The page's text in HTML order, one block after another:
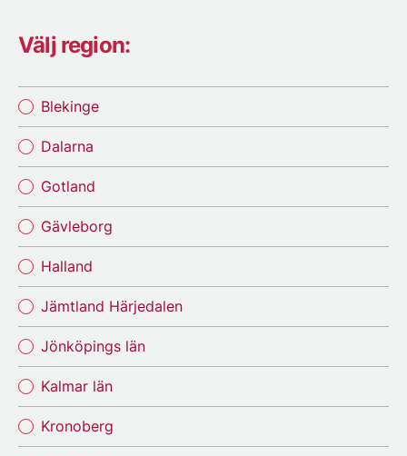
Välj region:
Blekinge
Dalarna
Gotland
Gävleborg
Halland
Jämtland Härjedalen
Jönköpings län
Kalmar län
Kronoberg